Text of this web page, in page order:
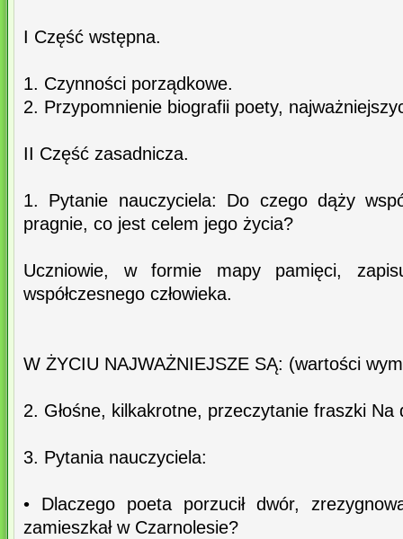
I Część wstępna.
1. Czynności porządkowe.
2. Przypomnienie biografii poety,
II Część zasadnicza.
1. Pytanie nauczyciela: Do czego dąży
pragnie, co jest celem jego życia?
Uczniowie, w formie mapy pamięci,
współczesnego człowieka.
W ŻYCIU NAJWAŻNIEJSZE SĄ: (wartości
2. Głośne, kilkakrotne, przeczytanie fraszki Na
3. Pytania nauczyciela:
• Dlaczego poeta porzucił dwór,
zamieszkał w Czarnolesie?